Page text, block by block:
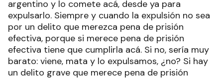
argentino y lo comete acá, desde ya para
expulsarlo. Siempre y cuando la expulsión no sea
por un delito que merezca pena de prisión
efectiva, porque si merece pena de prisión
efectiva tiene que cumplirla acá. Si no, sería muy
barato: viene, mata y lo expulsamos, ¿no? Si hay
un delito grave que merece pena de prisión